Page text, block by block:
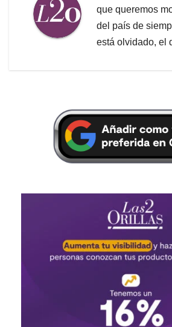
que queremos
del país de
está olvidado, el